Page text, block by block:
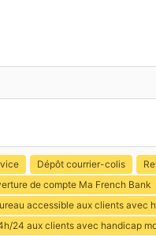
Dépôt courrier-colis
de compte Ma French Bank
accessible aux clients avec
24 aux clients avec handicap